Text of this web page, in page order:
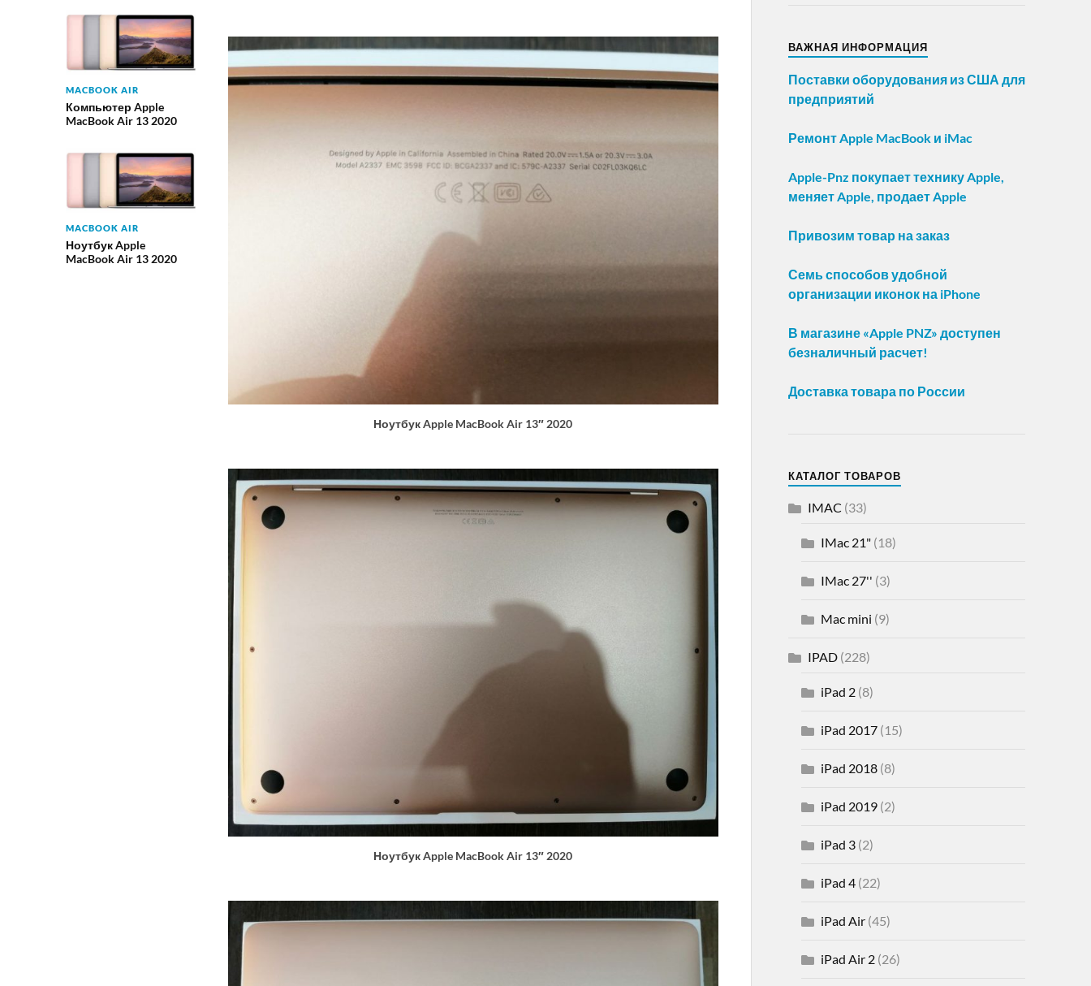
MACBOOK AIR
Компьютер Apple
MacBook Air 13 2020
MACBOOK AIR
Ноутбук Apple
MacBook Air 13 2020
Ноутбук Apple MacBook Air 13″ 2020
Ноутбук Apple MacBook Air 13″ 2020
ВАЖНАЯ ИНФОРМАЦИЯ
Поставки оборудования из США для
предприятий
Ремонт Apple MacBook и iMac
Apple-Pnz покупает технику Apple,
меняет Apple, продает Apple
Привозим товар на заказ
Семь способов удобной
организации иконок на iPhone
В магазине «Apple PNZ» доступен
безналичный расчет!
Доставка товара по России
КАТАЛОГ ТОВАРОВ
IMAC (33)
IMac 21"(18)
IMac 27'' (3)
Mac mini (9)
IPAD(228)
iPad 2(8)
iPad 2017(15)
iPad 2018(8)
iPad 2019(2)
iPad 3(2)
iPad 4(22)
iPad Air(45)
iPad Air 2(26)